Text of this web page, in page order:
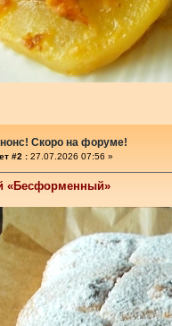
Скоро на форуме!
#2 : 27.07.2026 07:56 »
«Бесформенный»